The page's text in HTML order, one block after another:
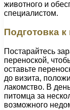
животного и
специалистом.
Подготовка к
Постарайтесь
переноской,
оставьте
до визита,
лакомство. В
питомца за
возможного